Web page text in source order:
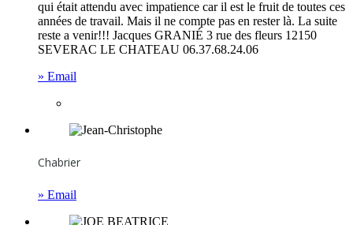
qui était attendu avec impatience car il est le fruit de toutes ces
années de travail. Mais il ne compte pas en rester là. La suite
reste a venir!!! Jacques GRANIÉ 3 rue des fleurs 12150
SEVERAC LE CHATEAU 06.37.68.24.06
» Email
Chabrier
» Email